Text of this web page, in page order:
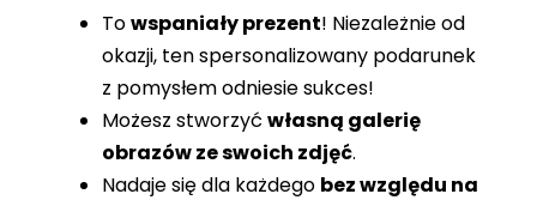
Towspaniały prezent! Niezależnie od
okazji, ten spersonalizowany podarunek
z pomysłem odniesie sukces!
Możesz stworzyć własną galerię
obrazów ze swoich zdjęć.
Nadaje się dla każdego bez względu na